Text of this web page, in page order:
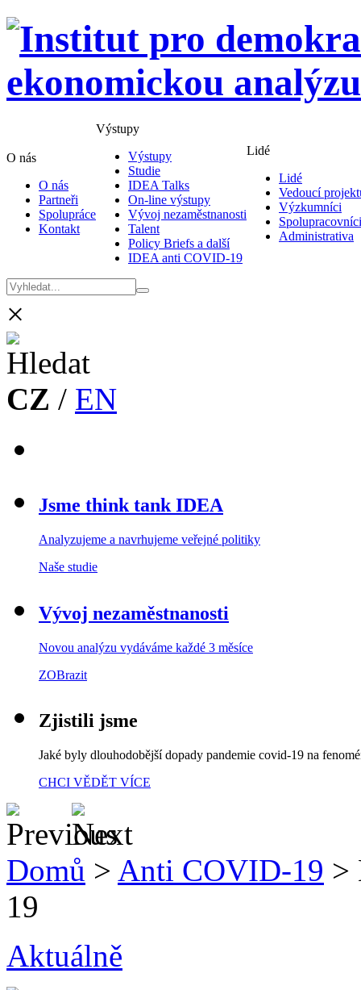
O nás
O nás
Partneři
Spolupráce
Kontakt
Výstupy
Výstupy
Studie
IDEA Talks
On-line výstupy
Vývoj nezaměstnanosti
Talent
Policy Briefs a další
IDEA anti COVID-19
Lidé
Lidé
Vedoucí
Výzkumníci
Spolupracovníci
Administrativa
×
CZ / EN
Jsme think tank IDEA
Analyzujeme a navrhujeme veřejné politiky
Naše studie
Vývoj nezaměstnanosti
Novou analýzu vydáváme každé 3 měsíce
ZOBrazit
Zjistili jsme
Jaké byly dlouhodobější dopady pandemie covid-19 na
CHCI VĚDĚT VÍCE
Domů > Anti COVID-19 >
19
Aktuálně